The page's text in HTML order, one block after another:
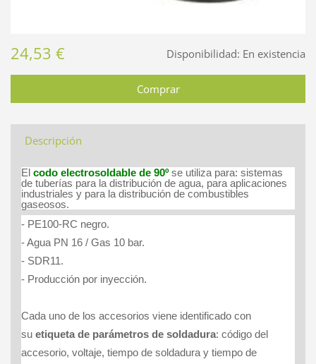
Disponibilidad: En existencia
24,53 €
Descripción
El codo electrosoldable de 90ºse utiliza para: sistemas
de tuberías para la distribución de agua, para aplicaciones
industriales y para la distribución de combustibles
gaseosos.
- PE100-RC negro.
- Agua PN 16 / Gas 10 bar.
- SDR11.
- Producción por inyección.
Cada uno de los accesorios viene identificado con
su etiqueta de parámetros de soldadura: código del
accesorio, voltaje, tiempo de soldadura y tiempo de